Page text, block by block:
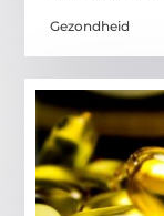
Gezondheid